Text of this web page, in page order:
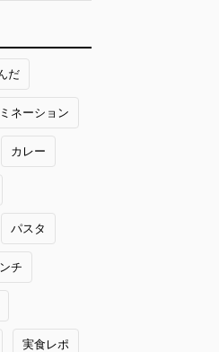
だ
ネーション
カレー
パスタ
チ
実食レポ